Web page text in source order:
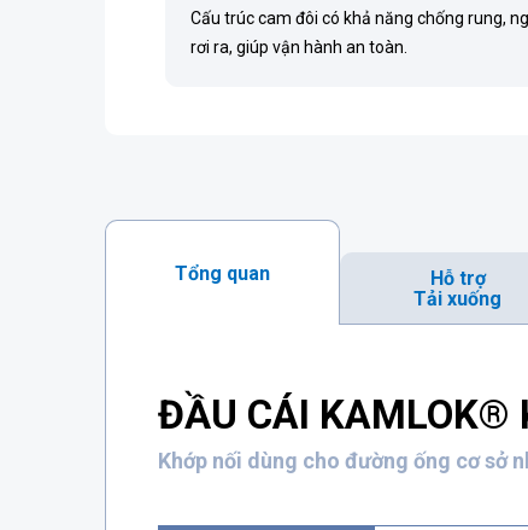
Cấu trúc cam đôi có khả năng chống rung,
rơi ra, giúp vận hành an toàn.
Tổng quan
Hỗ trợ
Tải xuống
ĐẦU CÁI
Khớp nối dùng cho đường ống cơ sở